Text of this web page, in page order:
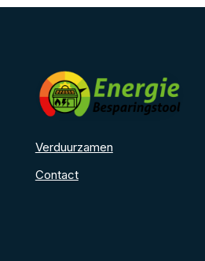
Verduurzamen
Contact